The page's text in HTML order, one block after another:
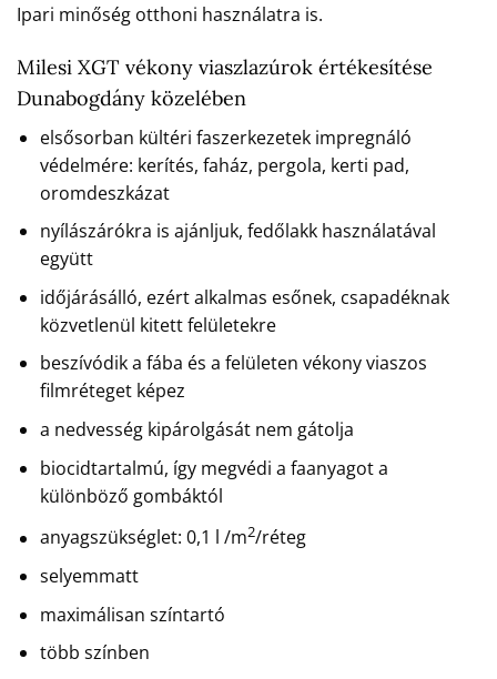
Ipari minőség otthoni használatra is.
Milesi XGT vékony viaszlazúrok értékesítése
Dunabogdány közelében
elsősorban kültéri faszerkezetek impregnáló
védelmére: kerítés, faház, pergola, kerti pad,
oromdeszkázat
nyílászárókra is ajánljuk, fedőlakk használatával
együtt
időjárásálló, ezért alkalmas esőnek, csapadéknak
közvetlenül kitett felületekre
beszívódik a fába és a felületen vékony viaszos
filmréteget képez
a nedvesség kipárolgását nem gátolja
biocidtartalmú, így megvédi a faanyagot a
különböző gombáktól
anyagszükséglet: 0,1 l /m2/réteg
selyemmatt
maximálisan színtartó
több színben